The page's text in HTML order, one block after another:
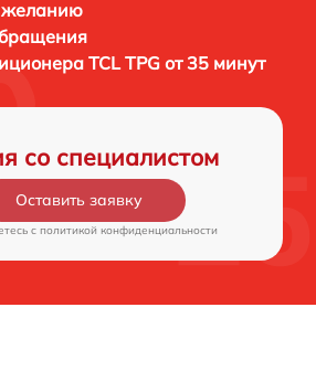
желанию
TCL TPG от 35 минут
со специалистом
Оставить заявку
c политикой конфиденциальности